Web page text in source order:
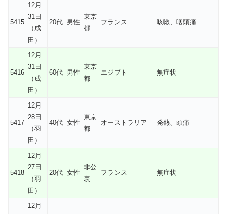
5415
12月
31日
（成
田）
20代 男性
東京
都
フランス 咳嗽、咽頭痛
5416
12月
31日
（成
田）
60代 男性
東京
都
エジプト 無症状
5417
12月
28日
（羽
田）
40代 女性
東京
都
オーストラリア 発熱、頭痛
5418
12月
27日
（羽
田）
20代 女性
非公
表
フランス 無症状
12月